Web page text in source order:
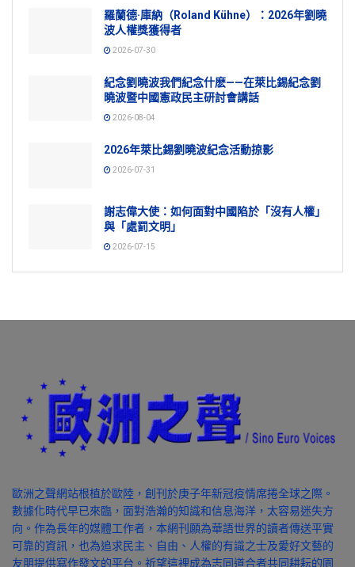
羅蘭德·庫納（Roland Kühne）：2026年劉曉
波人權獎獲得者
2026-07-30
紀念劉曉波我們紀念什麽——在萊比錫紀念劉
曉波暨中國憲政民主研討會講話
2026-08-04
2026年萊比錫劉曉波紀念活動掠影
2026-07-31
謝志偉大使：如何面對中國陷於「沒有人權」
與「處罰文明」
2026-07-15
歐洲之聲網站根植於歐陸，創刊於庚子年新冠疫情席捲全球之際。
數據化時代早已來臨，面對浩瀚的知識和信息海洋，太容易迷失方
向。作為長年的媒體工作者，本網刊願為華語世界的讀者傳送平實
可靠的資訊，也為追求民主、自由、人權的有識之士及愛好文藝的
友朋提供寫作發文的平台。祈望這裡成為志同道合者共同耕耘的園